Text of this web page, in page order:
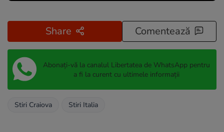
Share Comentează
Abonați-vă la canalul Libertatea de WhatsApp pentru
a fi la curent cu ultimele informații
Stiri Craiova Stiri Italia